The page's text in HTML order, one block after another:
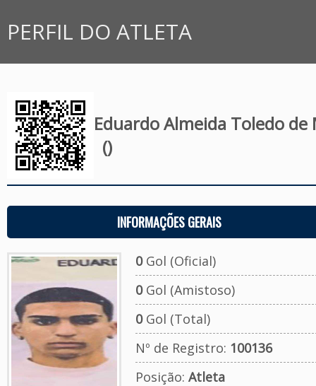
PERFIL DO ATLETA
Eduardo Almeida Toledo de
()
INFORMAÇÕES GERAIS
0Gol (Oficial)
0Gol (Amistoso)
0Gol (Total)
Nº de Registro: 100136
Posição: Atleta